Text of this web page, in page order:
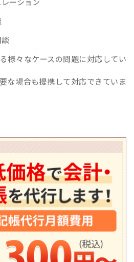
ーション
様々なケースの問題に対応してい
な場合も提携して対応できていま